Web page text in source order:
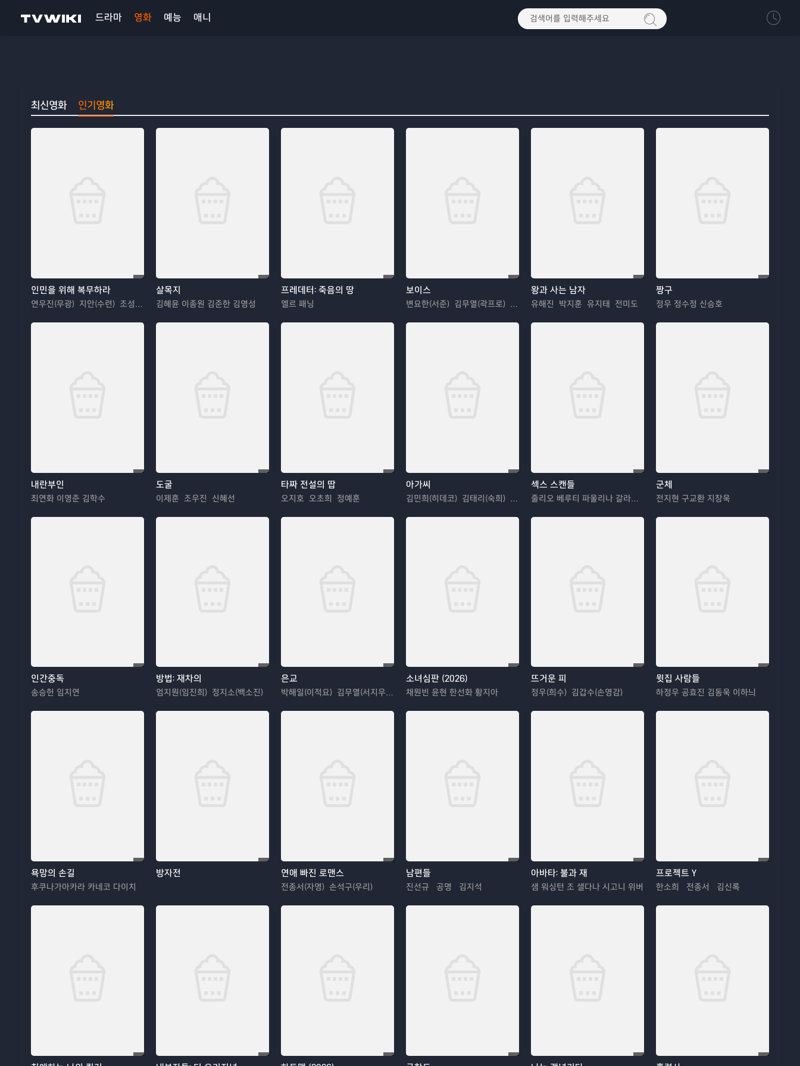
드라마 영화 예능 애니
최신영화 인기영화
인민을 위해 복무하라
연우진(무광) 지안(수련) 조성하(사단장)
살목지
김혜윤 이종원 김준한 김영성
프레데터: 죽음의 땅
엘르 패닝
보이스
변요한(서준) 김무열(곽프로) 김희원(이규호)
왕과 사는 남자
유해진 박지훈 유지태 전미도
짱구
정우 정수정 신승호
내란부인
최연화 이영준 김학수
도굴
이제훈 조우진 신혜선
타짜 전설의 땁
오지호 오초희 정예훈
아가씨
김민희(히데코) 김태리(숙희) 하정우(백작)
섹스 스캔들
줄리오 베루티 파울리나 갈라즈카 카타르지나 피구라
군체
전지현 구교환 지창욱
인간중독
송승헌 임지연
방법: 재차의
엄지원(임진희) 정지소(백소진)
은교
박해일(이적요) 김무열(서지우) 김고은(한은교)
소녀심판 (2026)
채원빈 윤현 한선화 황지아
뜨거운 피
정우(희수) 김갑수(손영감)
윗집 사람들
하정우 공효진 김동욱 이하늬
욕망의 손길
후쿠나가아카라 카네코 다이치
방자전 연애 빠진 로맨스
전종서(자영) 손석구(우리)
남편들
진선규 공명 김지석
아바타: 불과 재
샘 워싱턴 조 샐다나 시고니 위버
프로젝트 Y
한소희 전종서 김신록